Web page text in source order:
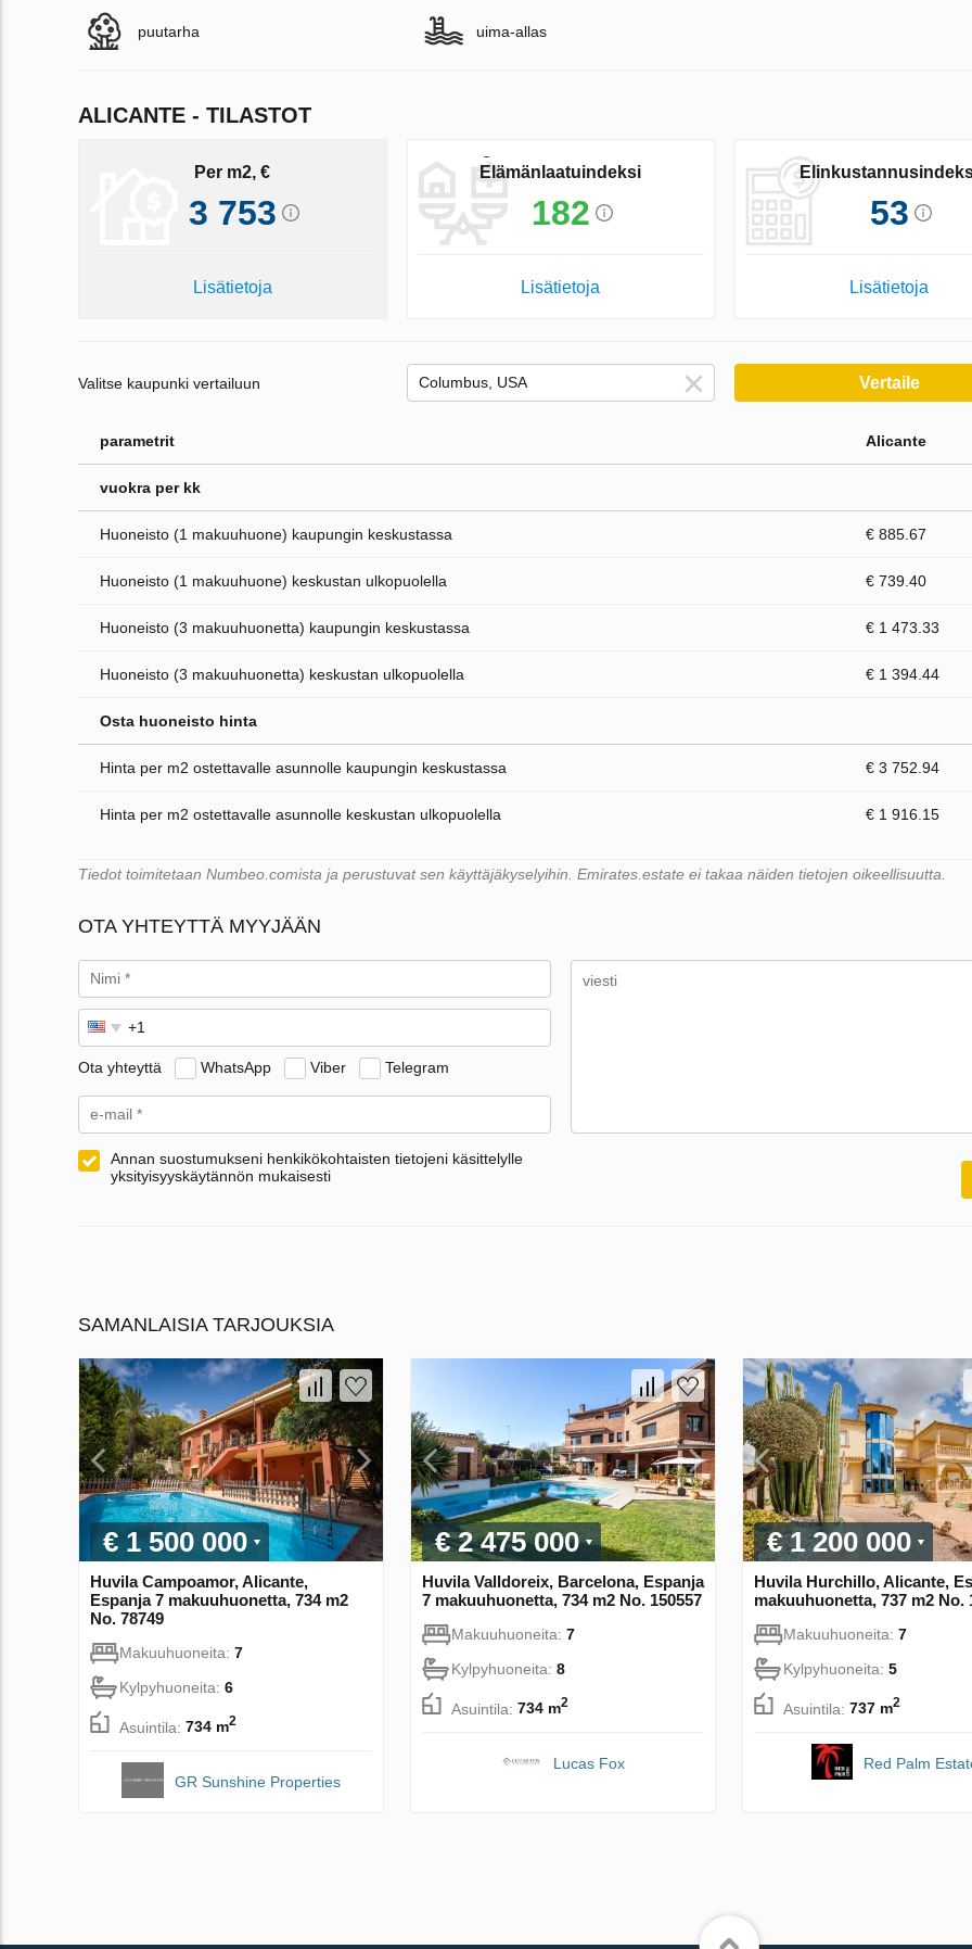
puutarha uima-allas
ALICANTE - TILASTOT
Per m2, €
3 753
Lisätietoja
Elämänlaatuindeksi
182
Lisätietoja
53
Lisätietoja
Valitse kaupunki vertailuun Vertaile
parametrit Alicante
vuokra per kk
Huoneisto (1 makuuhuone) kaupungin keskustassa € 885.67
Huoneisto (1 makuuhuone) keskustan ulkopuolella € 739.40
Huoneisto (3 makuuhuonetta) kaupungin keskustassa € 1 473.33
Huoneisto (3 makuuhuonetta) keskustan ulkopuolella € 1 394.44
Osta huoneisto hinta
Hinta per m2 ostettavalle asunnolle kaupungin keskustassa € 3 752.94
Hinta per m2 ostettavalle asunnolle keskustan ulkopuolella € 1 916.15
Tiedot toimitetaan Numbeo.comista ja perustuvat sen käyttäjäkyselyihin. Emirates.estate ei takaa näiden tietojen oikeellisuutta.
OTA YHTEYTTÄ MYYJÄÄN
Ota yhteyttä WhatsApp Viber Telegram
Annan suostumukseni henkikökohtaisten tietojeni käsittelylle
yksityisyyskäytännön mukaisesti
SAMANLAISIA TARJOUKSIA
€ 1 500 000
Huvila Campoamor, Alicante,
Espanja 7 makuuhuonetta, 734 m2
No. 78749
Makuuhuoneita: 7
Kylpyhuoneita: 6
Asuintila: 734 m2
GR Sunshine Properties
€ 2 475 000
Huvila Valldoreix, Barcelona, Espanja
7 makuuhuonetta, 734 m2 No. 150557
Makuuhuoneita: 7
Kylpyhuoneita: 8
Asuintila: 734 m2
Lucas Fox
€ 1 200 000
Huvila Hurchillo, Alicante,
makuuhuonetta, 737 m2 No.
Makuuhuoneita: 7
Kylpyhuoneita: 5
Asuintila: 737 m2
Red Palm